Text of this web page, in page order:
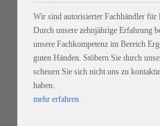
Wir sind autorisierter Fachhändler
Durch unsere zehnjährige Erfahrung
unsere Fachkompetenz im Bereich
guten Händen. Stöbern Sie durch
scheuen Sie sich nicht uns zu
haben.
mehr erfahren